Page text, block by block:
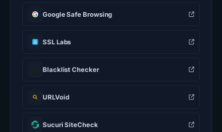
Google Safe Browsing
SSL Labs
Blacklist Checker
URLVoid
Sucuri SiteCheck